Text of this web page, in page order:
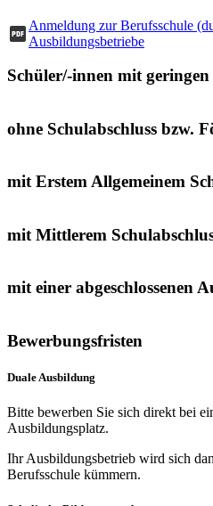
Anmeldung zur Berufsschule
Ausbildungsbetriebe
Schüler/-innen mit geringen
ohne Schulabschluss bzw.
mit Erstem Allgemeinem
mit Mittlerem
mit einer abgeschlossenen
Bewerbungsfristen
Duale Ausbildung
Bitte bewerben Sie sich direkt bei
Ausbildungsplatz.
Ihr Ausbildungsbetrieb wird sich
Berufsschule kümmern.